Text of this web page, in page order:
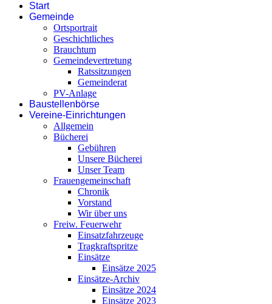
Start
Gemeinde
Ortsportrait
Geschichtliches
Brauchtum
Gemeindevertretung
Ratssitzungen
Gemeinderat
PV-Anlage
Baustellenbörse
Vereine-Einrichtungen
Allgemein
Bücherei
Gebühren
Unsere Bücherei
Unser Team
Frauengemeinschaft
Chronik
Vorstand
Wir über uns
Freiw. Feuerwehr
Einsatzfahrzeuge
Tragkraftspritze
Einsätze
Einsätze 2025
Einsätze-Archiv
Einsätze 2024
Einsätze 2023